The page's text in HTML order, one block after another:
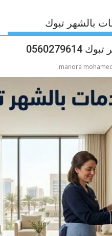
بالشهر تبوك
manora